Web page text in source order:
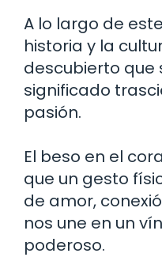
A lo largo de
historia y la
descubierto que
significado
pasión.
El beso en el
que un gesto
de amor,
nos une en un
poderoso.